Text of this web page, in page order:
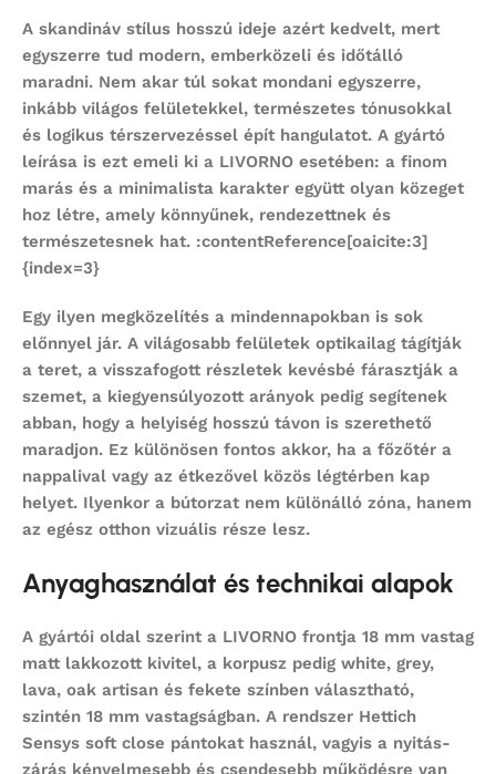
A skandináv stílus hosszú ideje azért kedvelt, mert
egyszerre tud modern, emberközeli és időtálló
maradni. Nem akar túl sokat mondani egyszerre,
inkább világos felületekkel, természetes tónusokkal
és logikus térszervezéssel épít hangulatot. A gyártó
leírása is ezt emeli ki a LIVORNO esetében: a finom
marás és a minimalista karakter együtt olyan közeget
hoz létre, amely könnyűnek, rendezettnek és
természetesnek hat. :contentReference[oaicite:3]
{index=3}
Egy ilyen megközelítés a mindennapokban is sok
előnnyel jár. A világosabb felületek optikailag tágítják
a teret, a visszafogott részletek kevésbé fárasztják a
szemet, a kiegyensúlyozott arányok pedig segítenek
abban, hogy a helyiség hosszú távon is szerethető
maradjon. Ez különösen fontos akkor, ha a főzőtér a
nappalival vagy az étkezővel közös légtérben kap
helyet. Ilyenkor a bútorzat nem különálló zóna, hanem
az egész otthon vizuális része lesz.
Anyaghasználat és technikai alapok
A gyártói oldal szerint a LIVORNO frontja 18 mm vastag
matt lakkozott kivitel, a korpusz pedig white, grey,
lava, oak artisan és fekete színben választható,
szintén 18 mm vastagságban. A rendszer Hettich
Sensys soft close pántokat használ, vagyis a nyitás-